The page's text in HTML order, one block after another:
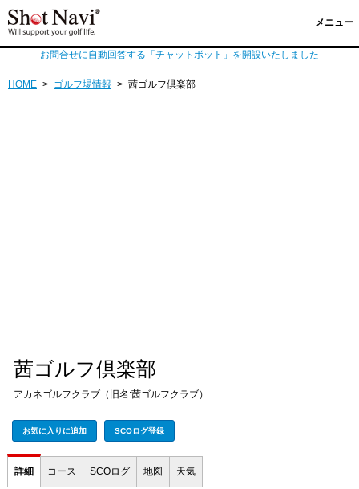
メニュー
お問合せに自動回答する「チャットボット」を開設いたしました
HOME > ゴルフ場情報 > 茜ゴルフ倶楽部
茜ゴルフ倶楽部
アカネゴルフクラブ（旧名:茜ゴルフクラブ）
お気に入りに追加 SCOログ登録
詳細 コース SCOログ 地図 天気